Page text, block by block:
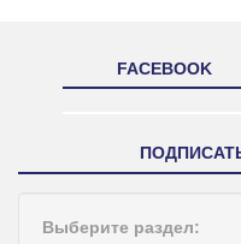
FACEBOOK
Выберите раздел: